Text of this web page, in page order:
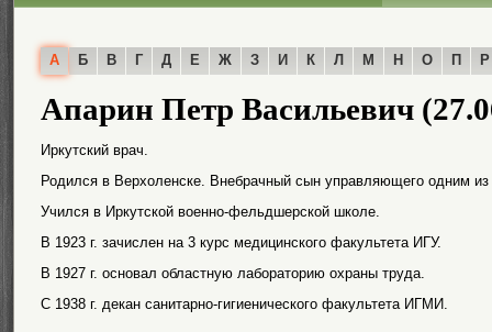
А Б В Г Д Е Ж З И К Л М Н О П Р
Апарин Петр Васильевич
Иркутский врач.
Родился в Верхоленске. Внебрачный сын управляющего одним из
Учился в Иркутской военно-фельдшерской школе.
В 1923 г. зачислен на 3 курс медицинского факультета ИГУ.
В 1927 г. основал областную лабораторию охраны труда.
С 1938 г. декан санитарно-гигиенического факультета ИГМИ.